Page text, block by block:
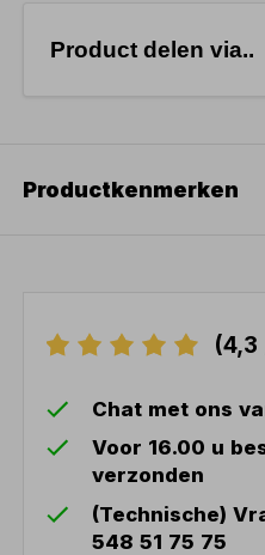
Product delen via..
Productkenmerken
(4,3
Chat met ons
Voor 16.00 u
verzonden
(Technische)
548 51 75 75